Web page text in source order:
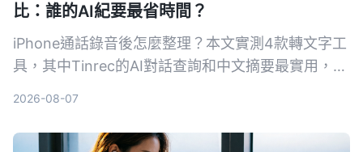
比：誰的AI紀要最省時間？
iPhone通話錄音後怎麼整理？本文實測4款轉文字工
具，其中Tinrec的AI對話查詢和中文摘要最實用，適
2026-08-07